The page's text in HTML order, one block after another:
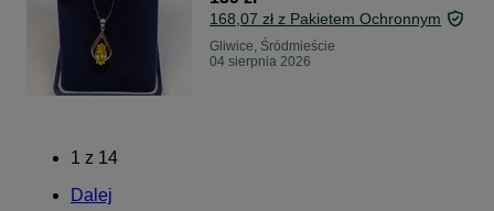
168,07 zł z Pakietem Ochronnym
Gliwice, Śródmieście
04 sierpnia 2026
1 z 14
Dalej